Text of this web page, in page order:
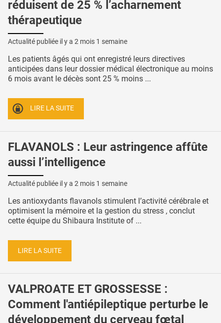
réduisent de 25 % l’acharnement
thérapeutique
Actualité publiée il y a 2 mois 1 semaine
Les patients âgés qui ont enregistré leurs directives
anticipées dans leur dossier médical électronique au moins
6 mois avant le décès sont 25 % moins ...
LIRE LA SUITE
FLAVANOLS : Leur astringence affûte
aussi l’intelligence
Actualité publiée il y a 2 mois 1 semaine
Les antioxydants flavanols stimulent l’activité cérébrale et
optimisent la mémoire et la gestion du stress , conclut
cette équipe du Shibaura Institute of ...
LIRE LA SUITE
VALPROATE ET GROSSESSE :
Comment l'antiépileptique perturbe le
développement du cerveau fœtal